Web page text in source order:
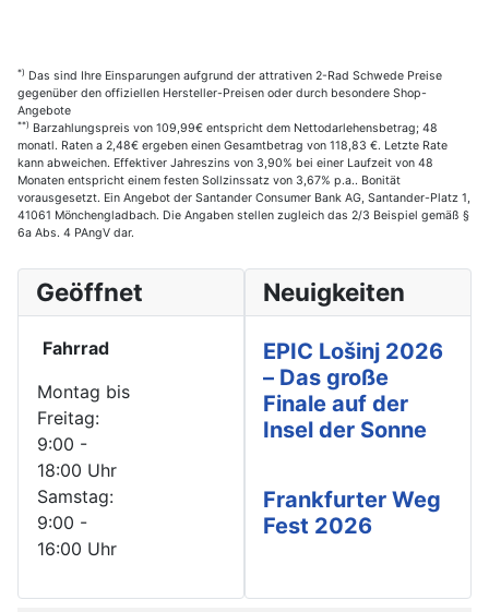
*) Das sind Ihre Einsparungen aufgrund der attrativen 2-Rad Schwede Preise
gegenüber den offiziellen Hersteller-Preisen oder durch besondere Shop-
Angebote
**) Barzahlungspreis von 109,99€ entspricht dem Nettodarlehensbetrag; 48
monatl. Raten a 2,48€ ergeben einen Gesamtbetrag von 118,83 €. Letzte Rate
kann abweichen. Effektiver Jahreszins von 3,90% bei einer Laufzeit von 48
Monaten entspricht einem festen Sollzinssatz von 3,67% p.a.. Bonität
vorausgesetzt. Ein Angebot der Santander Consumer Bank AG, Santander-Platz 1,
41061 Mönchengladbach. Die Angaben stellen zugleich das 2/3 Beispiel gemäß §
6a Abs. 4 PAngV dar.
Geöffnet
Fahrrad
Montag bis
Freitag:
9:00 -
18:00 Uhr
Samstag:
9:00 -
16:00 Uhr
Neuigkeiten
EPIC Lošinj 2026
– Das große
Finale auf der
Insel der Sonne
Frankfurter Weg
Fest 2026